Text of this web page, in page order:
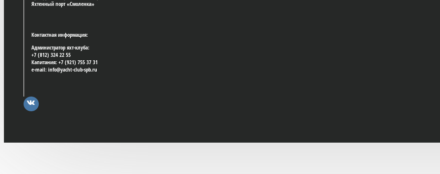
Яхтенный порт «Смоленка»
Контактная информация:
Администратор яхт-клуба:
+7 (812) 324 22 55
Капитания: +7 (921) 755 37 31
e-mail: info@yacht-club-spb.ru